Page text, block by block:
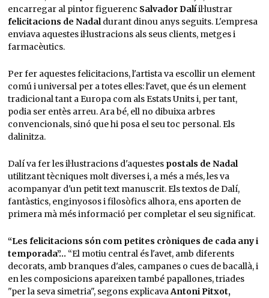
encarregar al pintor figuerenc Salvador Dalíil·lustrar
felicitacions de Nadaldurant dinou anys seguits. L'empresa
enviava aquestes il·lustracions als seus clients, metges i
farmacèutics.
Per fer aquestes felicitacions, l'artista va escollir un element
comú i universal per a totes elles: l'avet, que és un element
tradicional tant a Europa com als Estats Units i, per tant,
podia ser entès arreu. Ara bé, ell no dibuixa arbres
convencionals, sinó que hi posa el seu toc personal. Els
dalinitza.
Dalí va fer les il·lustracions d'aquestespostals de Nadal
utilitzant tècniques molt diverses i, a més a més, les va
acompanyar d'un petit text manuscrit. Els textos de Dalí,
fantàstics, enginyosos i filosòfics alhora, ens aporten de
primera mà més informació per completar el seu significat.
“Les felicitacions són com petites cròniques de cada any i
temporada”… “El motiu central és l'avet, amb diferents
decorats, amb branques d'ales, campanes o cues de bacallà, i
en les composicions apareixen també papallones, triades
"per la seva simetria", segons explicavaAntoni Pitxot,